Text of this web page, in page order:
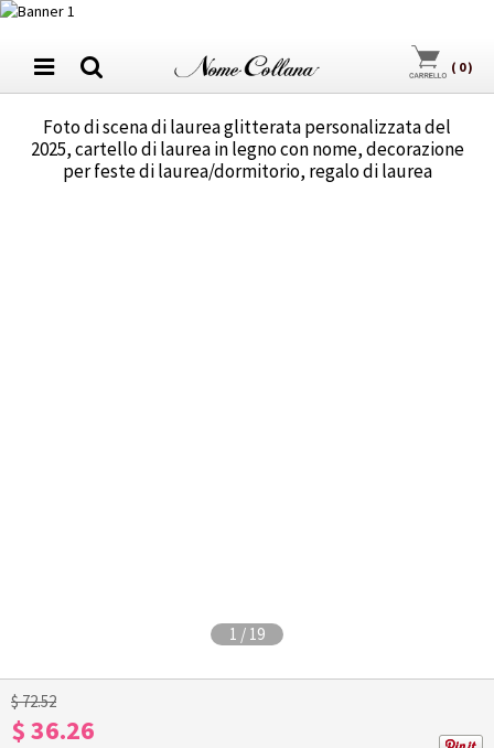
( 0)
Foto di scena di laurea glitterata personalizzata del
2025, cartello di laurea in legno con nome, decorazione
per feste di laurea/dormitorio, regalo di laurea
1 / 19
$ 72.52
$ 36.26